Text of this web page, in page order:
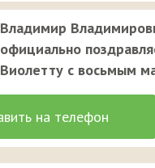
Владимир
официально
Виолетту с восьмым